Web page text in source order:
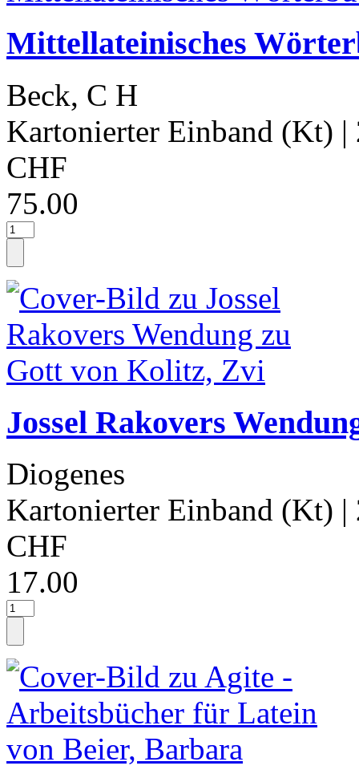
Mittellateinisches
Beck, C H
Kartonierter Einband (Kt) |
CHF
75.00
Jossel Rakovers
Diogenes
Kartonierter Einband (Kt) |
CHF
17.00